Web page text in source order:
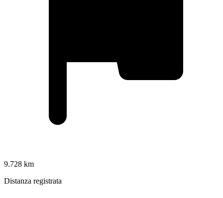
9.728 km
Distanza registrata